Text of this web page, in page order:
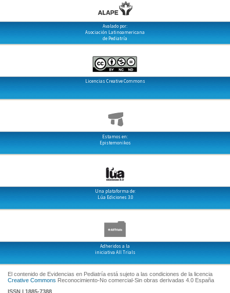
Avalado por:
Asociación Latinoamericana
de Pediatría
Licencias Creative Commons
Estamos en:
Epistemonikos
Una plataforma de:
Lúa Ediciones 3.0
Adheridos a la
iniciativa All Trials
El contenido de Evidencias en Pediatría está sujeto a las condiciones de la licencia
Creative Commons Reconocimiento-No comercial-Sin obras derivadas 4.0 España
ISSN | 1885-7388